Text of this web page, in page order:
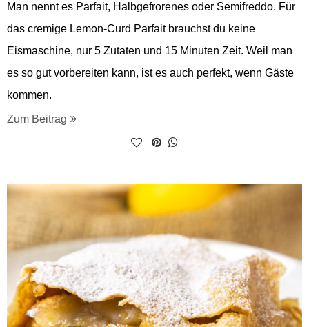
Man nennt es Parfait, Halbgefrorenes oder Semifreddo. Für
das cremige Lemon-Curd Parfait brauchst du keine
Eismaschine, nur 5 Zutaten und 15 Minuten Zeit. Weil man
es so gut vorbereiten kann, ist es auch perfekt, wenn Gäste
kommen.
Zum Beitrag